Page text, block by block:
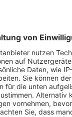
Bedburg
Unfall ereignete
erfasst und
einem
werden.
Erftstadt-
wurden zwei
Luxemburger